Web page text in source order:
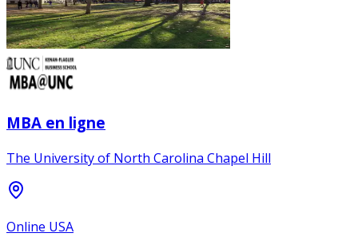
MBA en ligne
The University of North Carolina Chapel Hill
Online USA